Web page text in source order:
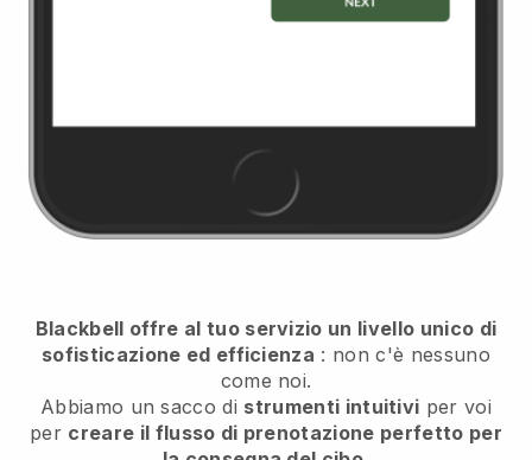
Blackbell offre al tuo servizio un livello unico di
sofisticazione ed efficienza : non c'è nessuno
come noi.
Abbiamo un sacco di strumenti intuitivi per voi
per creare il flusso di prenotazione perfetto per